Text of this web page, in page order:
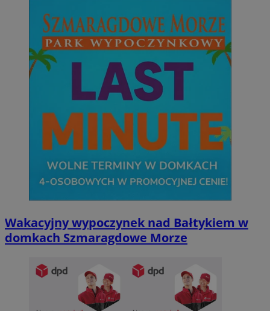
Wakacyjny wypoczynek nad Bałtykiem w
domkach Szmaragdowe Morze